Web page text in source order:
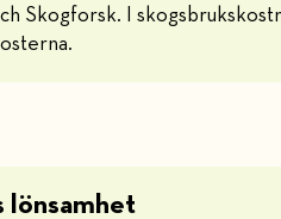
Skogforsk. I
lönsamhet